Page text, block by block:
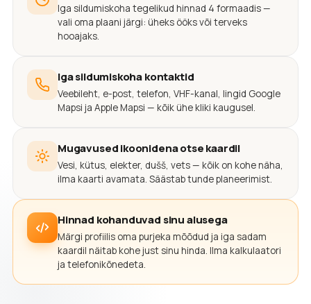
Iga sildumiskoha tegelikud hinnad 4 formaadis —
vali oma plaani järgi: üheks ööks või terveks
hooajaks.
Iga sildumiskoha kontaktid
Veebileht, e-post, telefon, VHF-kanal, lingid Google
Mapsi ja Apple Mapsi — kõik ühe kliki kaugusel.
Mugavused ikoonidena otse kaardil
Vesi, kütus, elekter, dušš, vets — kõik on kohe näha,
ilma kaarti avamata. Säästab tunde planeerimist.
Hinnad kohanduvad sinu alusega
Märgi profiilis oma purjeka mõõdud ja iga sadam
kaardil näitab kohe just sinu hinda. Ilma kalkulaatori
ja telefonikõnedeta.